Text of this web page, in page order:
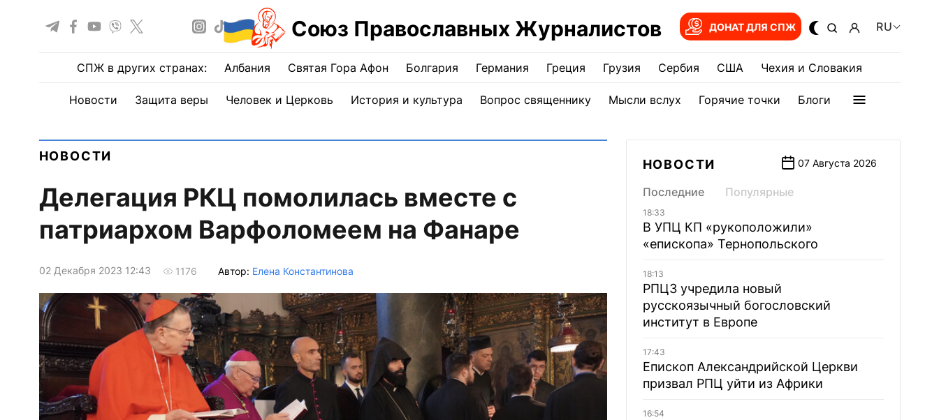
Союз Православных Журналистов ДОНАТ ДЛЯ СПЖ RU
СПЖ в других странах: Албания Святая Гора Афон Болгария Германия Греция Грузия Сербия США Чехия и Словакия
Новости Защита веры Человек и Церковь История и культура Вопрос священнику Мысли вслух Горячие точки Блоги
НОВОСТИ
Делегация РКЦ помолилась вместе с
патриархом Варфоломеем на Фанаре
02 Декабря 2023 12:43 1176 Автор: Елена Константинова
НОВОСТИ 07 Августа 2026
Последние Популярные
18:33
В УПЦ КП «рукоположили»
«епископа» Тернопольского
18:13
РПЦЗ учредила новый
русскоязычный богословский
институт в Европе
17:43
Епископ Александрийской Церкви
призвал РПЦ уйти из Африки
16:54